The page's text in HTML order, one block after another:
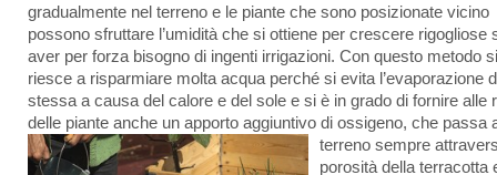
gradualmente nel terreno e le piante che sono posizionate vicino
possono sfruttare l’umidità che si ottiene per crescere rigogliose
aver per forza bisogno di ingenti irrigazioni. Con questo metodo si
riesce a risparmiare molta acqua perché si evita l’evaporazione
stessa a causa del calore e del sole e si è in grado di fornire alle
delle piante anche un apporto aggiuntivo di ossigeno, che passa
terreno sempre attra
porosità della terracotta